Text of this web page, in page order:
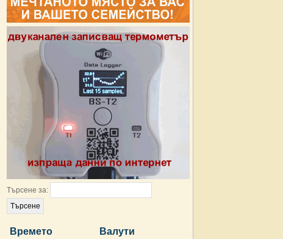
Търсене за:
Времето Валути